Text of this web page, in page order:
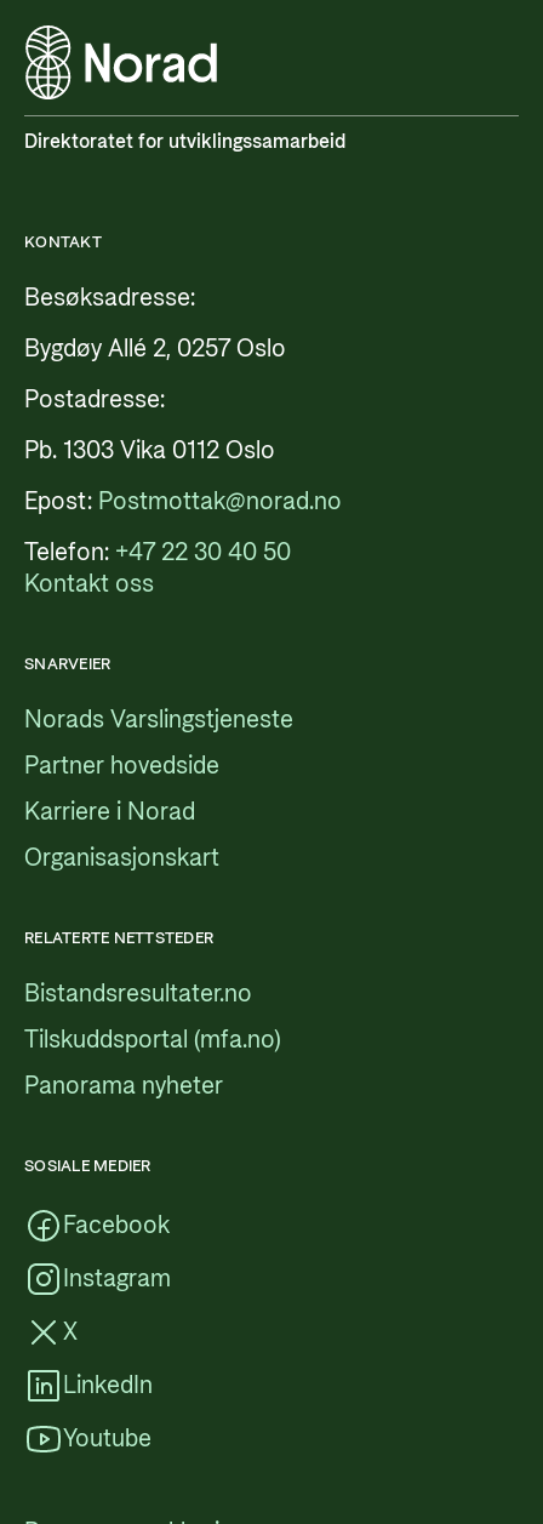
Direktoratet for utviklingssamarbeid
KONTAKT
Besøksadresse:
Bygdøy Allé 2, 0257 Oslo
Postadresse:
Pb. 1303 Vika 0112 Oslo
Epost: Postmottak@norad.no
Telefon: +47 22 30 40 50
Kontakt oss
SNARVEIER
Norads Varslingstjeneste
Partner hovedside
Karriere i Norad
Organisasjonskart
RELATERTE NETTSTEDER
Bistandsresultater.no
Tilskuddsportal (mfa.no)
Panorama nyheter
SOSIALE MEDIER
Facebook
Instagram
X
LinkedIn
Youtube